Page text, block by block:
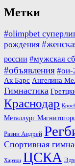
Метки
#olimpbet
рождения
россии #мужская
#объявления #ои-
Ак Барс Ангелина
Гимнастика
Краснодар
Металлург
Разин Андрей
Спортивная
Хартли ЦСКА